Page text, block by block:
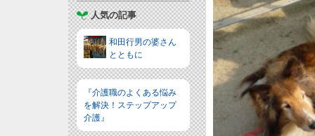
人気の記事
和田行男の婆さん
とともに
『介護職のよくある悩み
を解決！ステップアップ
介護』